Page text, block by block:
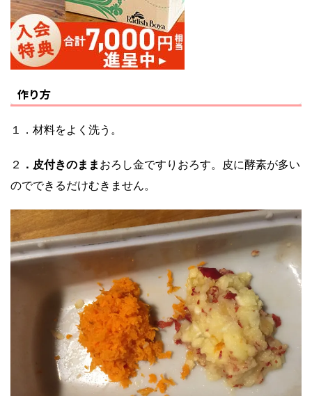
作り方
１．材料をよく洗う。
２ ．皮付きのまま おろし金ですりおろす。皮に酵素が多い
のでできるだけむきません。